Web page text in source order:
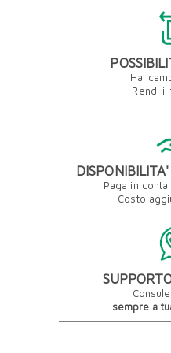
Hai
Rendi il
Paga in
Costo
sempre a